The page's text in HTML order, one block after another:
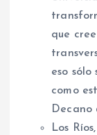
que
eso
como
Decano
Los